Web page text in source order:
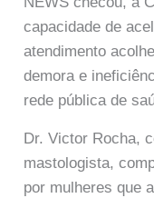
capacidade de
atendimento
demora e
rede pública de
Dr. Victor Rocha,
mastologista,
por mulheres que